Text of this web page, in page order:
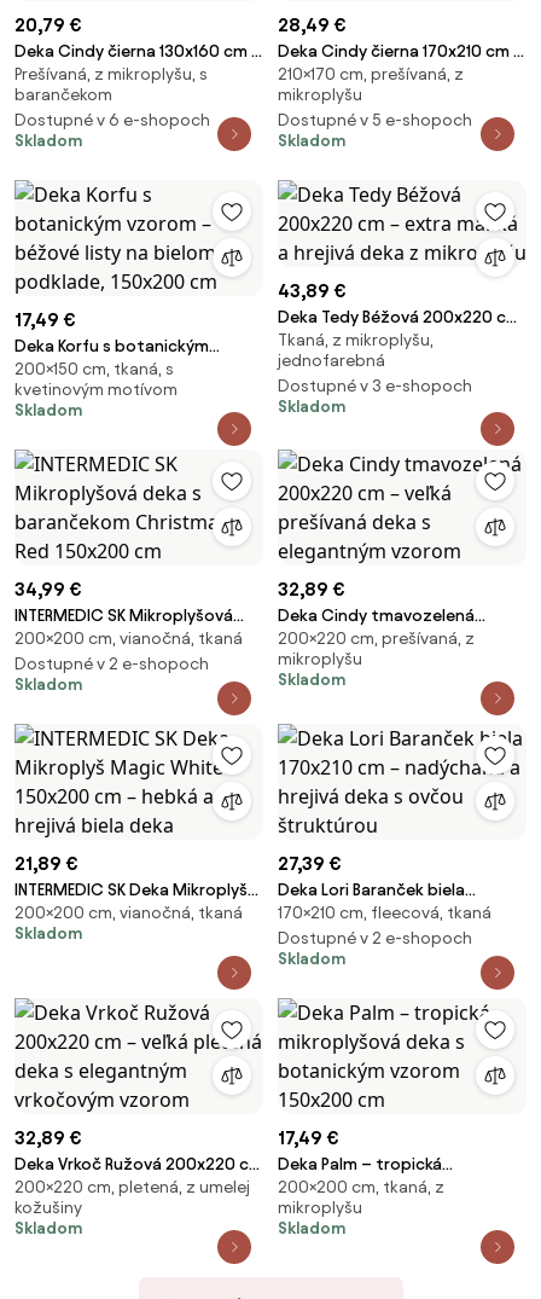
20,79 €
Deka Cindy čierna 130x160 cm –
štýlová prešívaná deka s
kockovaným efektom
Prešívaná, z mikroplyšu, s
barančekom
Dostupné v 6 e-shopoch
Skladom
28,49 €
Deka Cindy čierna 170x210 cm –
veľká prešívaná deka s
kockovaným efektom
210×170 cm, prešívaná, z
mikroplyšu
Dostupné v 5 e-shopoch
Skladom
17,49 €
Deka Korfu s botanickým
vzorom – béžové listy na
bielom podklade, 150x200 cm
200×150 cm, tkaná, s
kvetinovým motívom
Skladom
43,89 €
Deka Tedy Béžová 200x220 cm
– extra mäkká a hrejivá deka z
mikroplyšu
Tkaná, z mikroplyšu,
jednofarebná
Dostupné v 3 e-shopoch
Skladom
34,99 €
INTERMEDIC SK Mikroplyšová
deka s barančekom Christmas
Red 150x200 cm
200×200 cm, vianočná, tkaná
Dostupné v 2 e-shopoch
Skladom
32,89 €
Deka Cindy tmavozelená
200x220 cm – veľká prešívaná
deka s elegantným vzorom
200×220 cm, prešívaná, z
mikroplyšu
Skladom
21,89 €
INTERMEDIC SK Deka Mikroplyš
Magic White 150x200 cm –
hebká a hrejivá biela deka
200×200 cm, vianočná, tkaná
Skladom
27,39 €
Deka Lori Baranček biela
170x210 cm – nadýchaná a
hrejivá deka s ovčou štruktúrou
170×210 cm, fleecová, tkaná
Dostupné v 2 e-shopoch
Skladom
32,89 €
Deka Vrkoč Ružová 200x220 cm
– veľká pletená deka s
elegantným vrkočovým vzorom
200×220 cm, pletená, z umelej
kožušiny
Skladom
17,49 €
Deka Palm – tropická
mikroplyšová deka s
botanickým vzorom 150x200
cm
200×200 cm, tkaná, z
mikroplyšu
Skladom